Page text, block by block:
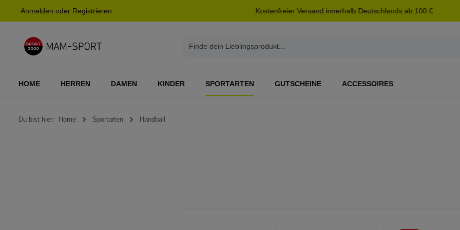
Zur Hauptnavigation springen
Anmelden oder Registrieren Kostenfreier Versand innerhalb Deutschlands ab 100 €
HOME HERREN DAMEN KINDER SPORTARTEN GUTSCHEINE ACCESSOIRES
Du bist hier: Home Sportarten Handball